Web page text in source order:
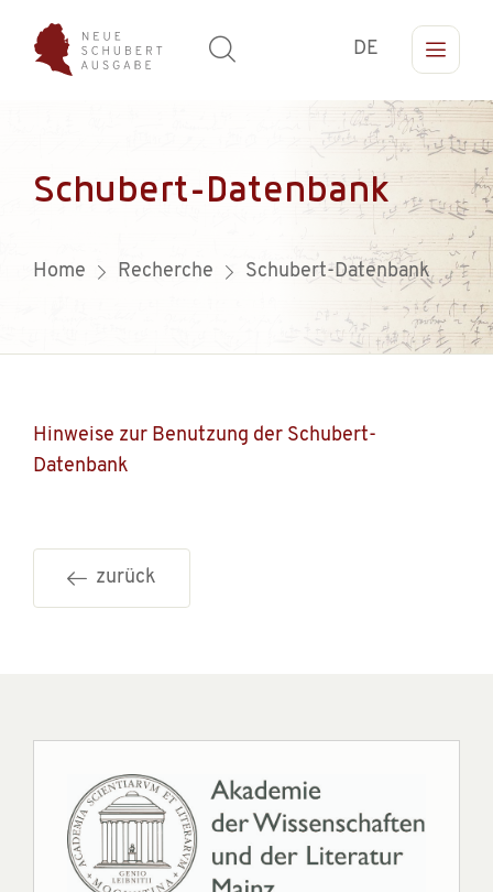
DE
Schubert-Datenbank
Home Recherche Schubert-Datenbank
Hinweise zur Benutzung der Schubert-
Datenbank
zurück